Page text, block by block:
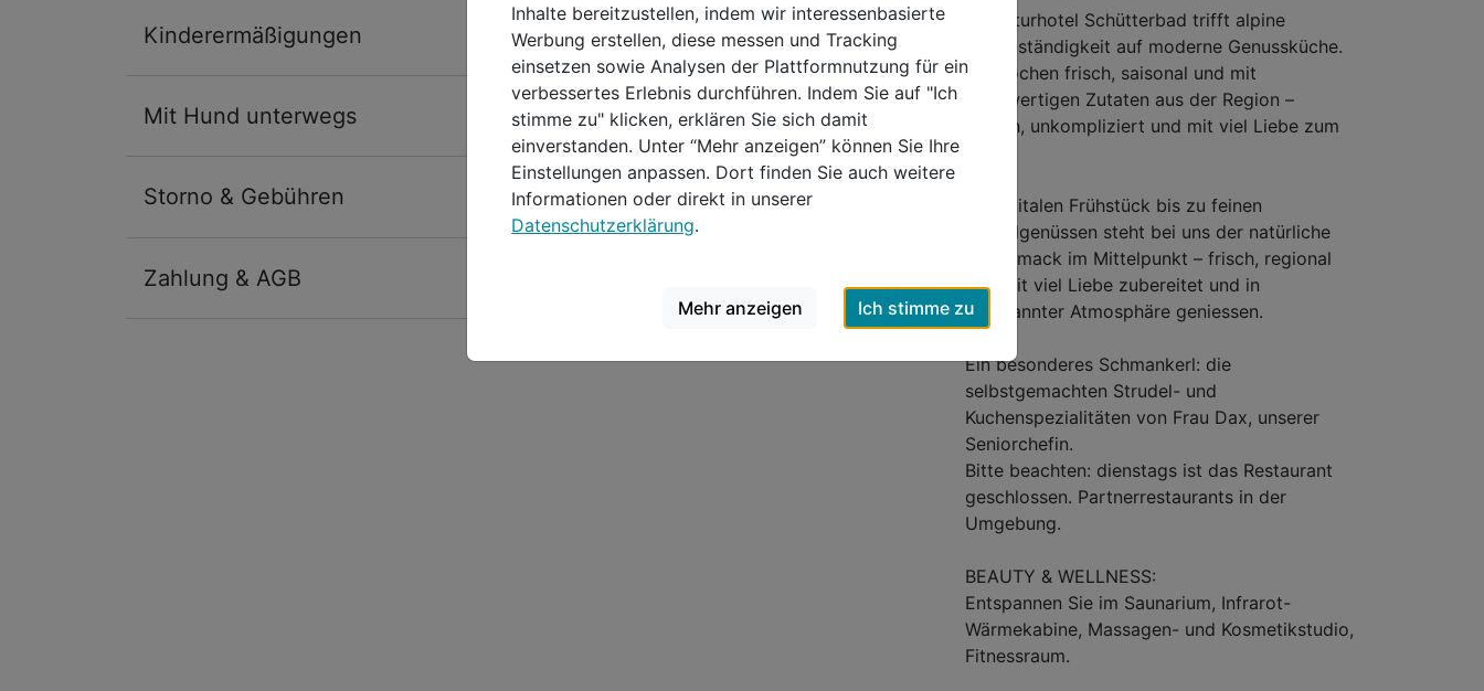
2 Erwachsene
Kinderermäßigungen
Mit Hund unterwegs
Storno & Gebühren
Zahlung & AGB
Im Naturhotel Schütterbad trifft alpine
Bodenständigkeit auf moderne Genussküche.
Wir kochen frisch, saisonal und mit
hochwertigen Zutaten aus der Region –
ehrlich, unkompliziert und mit viel Liebe zum
Vom vitalen Frühstück bis zu feinen
Abendgenüssen steht bei uns der natürliche
Geschmack im Mittelpunkt – frisch, regional
und mit viel Liebe zubereitet und in
entspannter Atmosphäre geniessen.
Ein besonderes Schmankerl: die
selbstgemachten Strudel- und
Kuchenspezialitäten von Frau Dax, unserer
Seniorchefin.
Bitte beachten: dienstags ist das Restaurant
geschlossen. Partnerrestaurants in der
Umgebung.
BEAUTY & WELLNESS:
Entspannen Sie im Saunarium, Infrarot-
Wärmekabine, Massagen- und Kosmetikstudio,
Fitnessraum.
Inhalte bereitzustellen, indem wir interessenbasierte
Werbung erstellen, diese messen und Tracking
einsetzen sowie Analysen der Plattformnutzung für ein
verbessertes Erlebnis durchführen. Indem Sie auf "Ich
stimme zu" klicken, erklären Sie sich damit
einverstanden. Unter “Mehr anzeigen” können Sie Ihre
Einstellungen anpassen. Dort finden Sie auch weitere
Informationen oder direkt in unserer
Datenschutzerklärung.
Mehr anzeigen Ich stimme zu